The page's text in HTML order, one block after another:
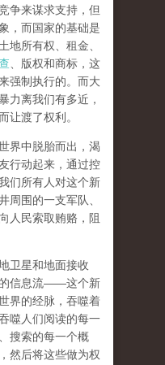
争来谋求支持，但
，而国家的基础是
地所有权、租金、
、版权和商标，这
强制执行的。而大
力离我们有多近，
让渡了权利。
界中脱胎而出，渴
行动起来，通过控
们所有人对这个新
周围的一支军队、
人民索取贿赂，阻
卫星和地面接收
的信息流——这个新
界的经脉，吞噬着
噬人们阅读的每一
搜索的每一个概
然后将这些做为权